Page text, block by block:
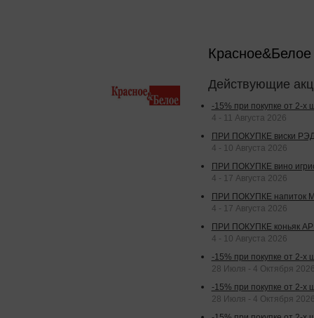
Действующие
-15% при покупке от 2-
4 - 11 Августа 2026
ПРИ ПОКУПКЕ виски
4 - 10 Августа 2026
ПРИ ПОКУПКЕ вино
4 - 17 Августа 2026
ПРИ ПОКУПКЕ напиток
4 - 17 Августа 2026
ПРИ ПОКУПКЕ коньяк
4 - 10 Августа 2026
-15% при покупке от 2-х
28 Июля - 4 Октября
-15% при покупке от 2-х
28 Июля - 4 Октября